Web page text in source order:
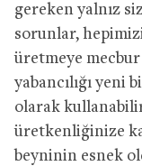
gereken yalnız
sorunlar, hepimizi
üretmeye mecbur
yabancılığı yeni
olarak
üretkenliğinize
beyninin esnek